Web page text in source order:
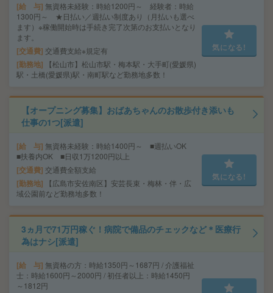
給 与 無資格未経験：時給1200円～ 経験者：時給
1300円～ ★日払い／週払い制度あり（月払いも選べ
ます）※稼働開始時は手続き完了次第のお支払いとなり
ます。
交通費 交通費支給※規定有
勤務地
【松山市】松山市駅・梅本駅・大手町(愛媛県)
駅・土橋(愛媛県)駅・南町駅など勤務地多数！
気になる!
【オープニング募集】おばあちゃんのお散歩付き添いも
仕事の1つ[派遣]
給 与 無資格未経験：時給1400円～ ■週払いOK
■扶養内OK ■日収1万1200円以上
交通費 交通費全額支給
勤務地
【広島市安佐南区】安芸長束・梅林・伴・広
域公園前など勤務地多数！
気になる!
3ヵ月で71万円稼ぐ！病院で備品のチェックなど＊医療行
為はナシ[派遣]
給 与 無資格の方：時給1350円～1687円 / 介護福祉
士：時給1600円～2000円 / 初任者以上：時給1450円
～1812円